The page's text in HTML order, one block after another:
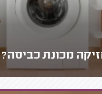
מכונת כביסה?